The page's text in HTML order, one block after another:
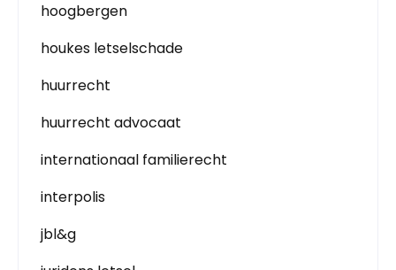
hoogbergen
houkes letselschade
huurrecht
huurrecht advocaat
internationaal familierecht
interpolis
jbl&g